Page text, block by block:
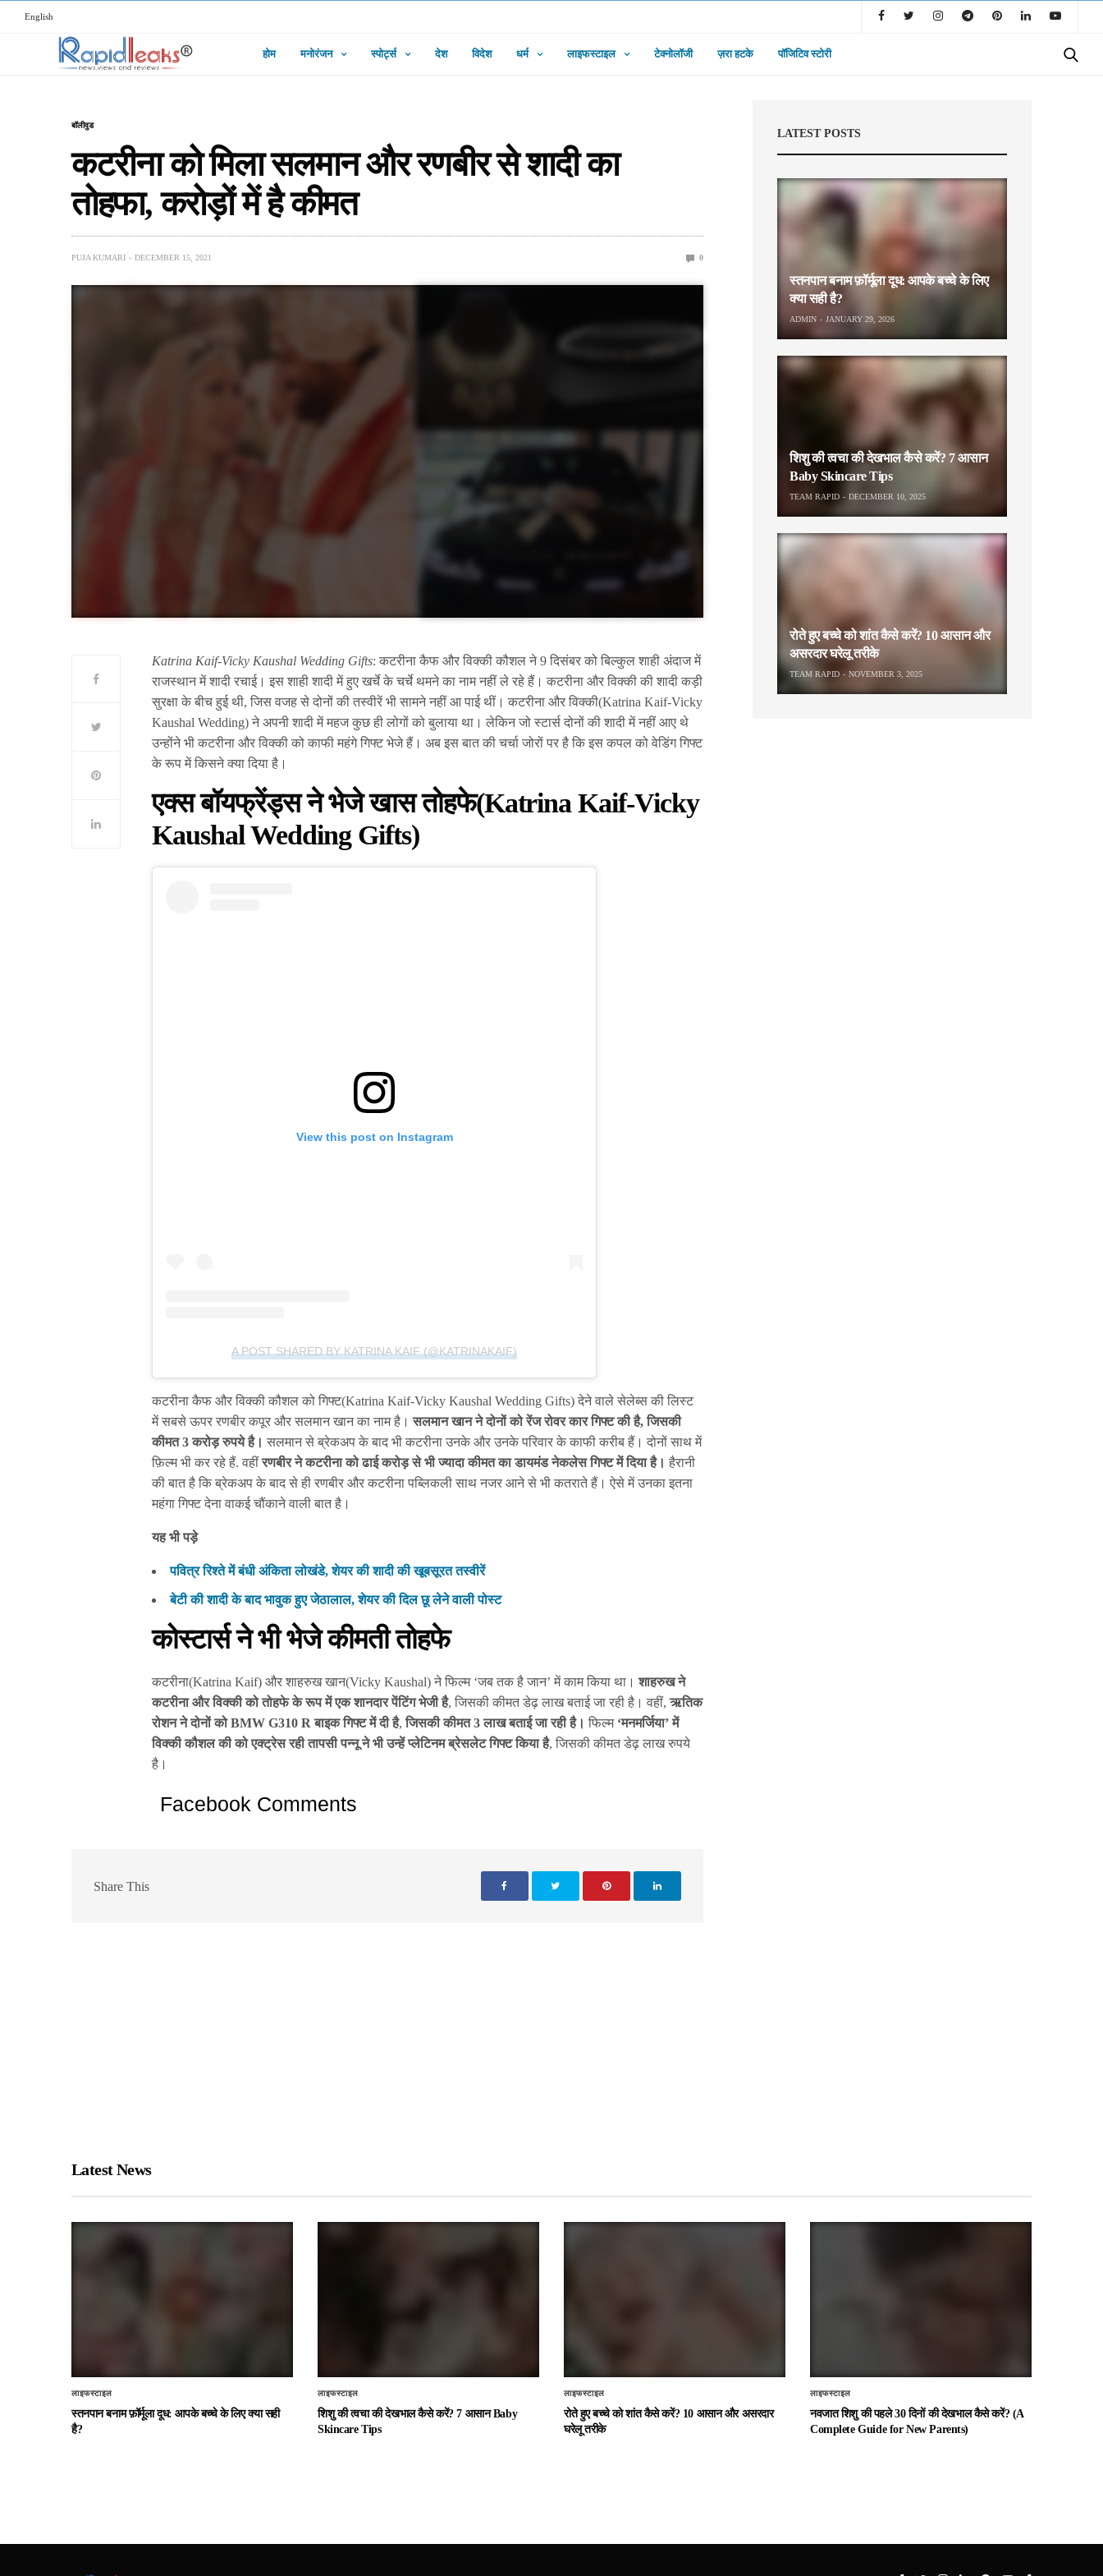
English
होम मनोरंजन स्पोर्ट्स देश विदेश धर्म लाइफस्टाइल टेक्नोलॉजी ज़रा हटके पॉजिटिव स्टोरी
बॉलीवुड
कटरीना को मिला सलमान और रणबीर से शादी का
तोहफा, करोड़ों में है कीमत
PUJA KUMARI DECEMBER 15, 2021 0
Katrina Kaif-Vicky Kaushal Wedding Gifts: कटरीना कैफ और विक्की कौशल ने 9 दिसंबर को बिल्कुल शाही अंदाज में
राजस्थान में शादी रचाई। इस शाही शादी में हुए खर्चे के चर्चे थमने का नाम नहीं ले रहे हैं। कटरीना और विक्की की शादी कड़ी
सुरक्षा के बीच हुई थी, जिस वजह से दोनों की तस्वीरें भी सामने नहीं आ पाई थीं। कटरीना और विक्की(Katrina Kaif-Vicky
Kaushal Wedding) ने अपनी शादी में महज कुछ ही लोगों को बुलाया था। लेकिन जो स्टार्स दोनों की शादी में नहीं आए थे
उन्होंने भी कटरीना और विक्की को काफी महंगे गिफ्ट भेजे हैं। अब इस बात की चर्चा जोरों पर है कि इस कपल को वेडिंग गिफ्ट
के रूप में किसने क्या दिया है।
एक्स बॉयफ्रेंड्स ने भेजे खास तोहफे(Katrina Kaif-Vicky
Kaushal Wedding Gifts)
View this post on Instagram
A POST SHARED BY KATRINA KAIF (@KATRINAKAIF)
कटरीना कैफ और विक्की कौशल को गिफ्ट(Katrina Kaif-Vicky Kaushal Wedding Gifts) देने वाले सेलेब्स की लिस्ट
में सबसे ऊपर रणबीर कपूर और सलमान खान का नाम है।सलमान खान ने दोनों को रेंज रोवर कार गिफ्ट की है, जिसकी
कीमत 3 करोड़ रुपये है।सलमान से ब्रेकअप के बाद भी कटरीना उनके और उनके परिवार के काफी करीब हैं। दोनों साथ में
फ़िल्म भी कर रहे हैं. वहींरणबीर ने कटरीना को ढाई करोड़ से भी ज्यादा कीमत का डायमंड नेकलेस गिफ्ट में दिया है।हैरानी
की बात है कि ब्रेकअप के बाद से ही रणबीर और कटरीना पब्लिकली साथ नजर आने से भी कतराते हैं। ऐसे में उनका इतना
महंगा गिफ्ट देना वाकई चौंकाने वाली बात है।
यह भी पड़े
पवित्र रिश्ते में बंधी अंकिता लोखंडे, शेयर की शादी की खूबसूरत तस्वीरें
बेटी की शादी के बाद भावुक हुए जेठालाल, शेयर की दिल छू लेने वाली पोस्ट
कोस्टार्स ने भी भेजे कीमती तोहफे
कटरीना(Katrina Kaif) और शाहरुख खान(Vicky Kaushal) ने फिल्म ‘जब तक है जान’ में काम किया था।शाहरुख ने
कटरीना और विक्की को तोहफे के रूप में एक शानदार पेंटिंग भेजी है, जिसकी कीमत डेढ़ लाख बताई जा रही है। वहीं,ऋतिक
रोशन ने दोनों को BMW G310 R बाइक गिफ्ट में दी है,जिसकी कीमत 3 लाख बताई जा रही है। फिल्म ‘मनमर्जिया’ में
विक्की कौशल की को एक्ट्रेस रही तापसी पन्नू ने भी उन्हें प्लेटिनम ब्रेसलेट गिफ्ट किया है, जिसकी कीमत डेढ़ लाख रुपये
है।
Facebook Comments
Share This
LATEST POSTS
स्तनपान बनाम फ़ॉर्मूला दूध: आपके बच्चे के लिए
क्या सही है?
ADMIN JANUARY 29, 2026
शिशु की त्वचा की देखभाल कैसे करें? 7 आसान
Baby Skincare Tips
TEAM RAPID DECEMBER 10, 2025
रोते हुए बच्चे को शांत कैसे करें? 10 आसान और
असरदार घरेलू तरीके
TEAM RAPID NOVEMBER 3, 2025
Latest News
लाइफस्टाइल
स्तनपान बनाम फ़ॉर्मूला दूध: आपके बच्चे के लिए क्या सही
है?
लाइफस्टाइल
शिशु की त्वचा की देखभाल कैसे करें? 7 आसान Baby
Skincare Tips
लाइफस्टाइल
रोते हुए बच्चे को शांत कैसे करें? 10 आसान और असरदार
घरेलू तरीके
लाइफस्टाइल
नवजात शिशु की पहले 30 दिनों की देखभाल कैसे करें? (A
Complete Guide for New Parents)